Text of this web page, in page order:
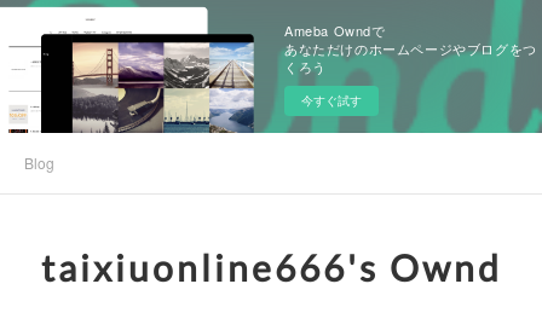
Ameba Owndで
あなただけのホームページやブログをつ
くろう
今すぐ試す
Blog
taixiuonline666's Ownd